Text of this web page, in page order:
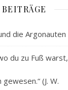
die Argonauten
du zu Fuß warst,
(J. W.